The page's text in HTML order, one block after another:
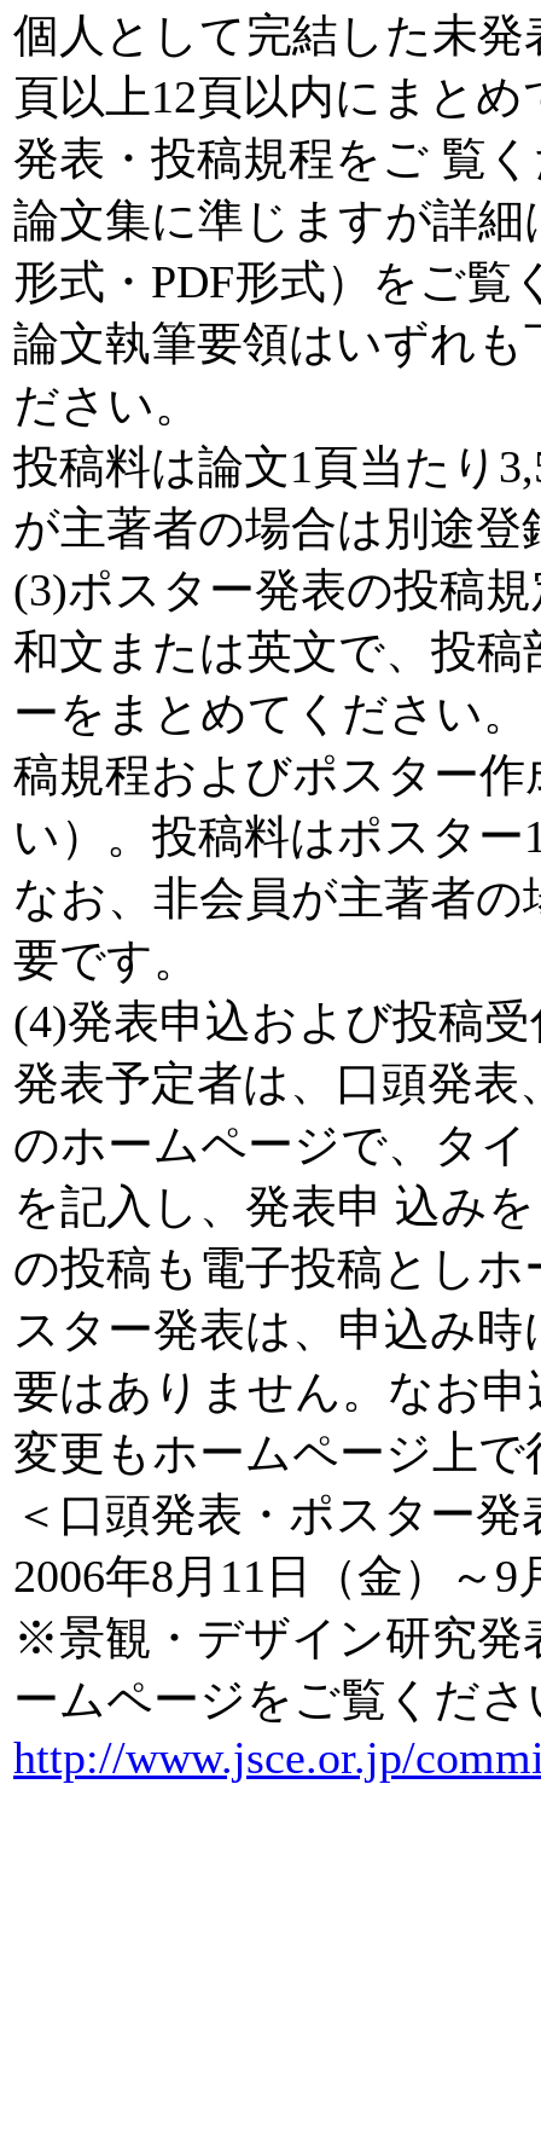
個人として完結した未
頁以上12頁以内にまと
発表・投稿規程をご 覧
論文集に準じますが詳細
形式・PDF形式）をご覧
論文執筆要領はいずれ
ださい。
投稿料は論文1頁当たり
が主著者の場合は別途登
(3)ポスター発表の投稿
和文または英文で、投
ーをまとめてください
稿規程およびポスター
い）。投稿料はポスター
なお、非会員が主著者の
要です。
(4)発表申込および投稿
発表予定者は、口頭発
のホームページで、タ
を記入し、発表申 込み
の投稿も電子投稿とし
スター発表は、申込み
要はありません。なお
変更もホームページ上で
＜口頭発表・ポスター
2006年8月11日（金）～9
※景観・デザイン研究発
ームページをご覧くださ
http://www.jsce.or.jp/